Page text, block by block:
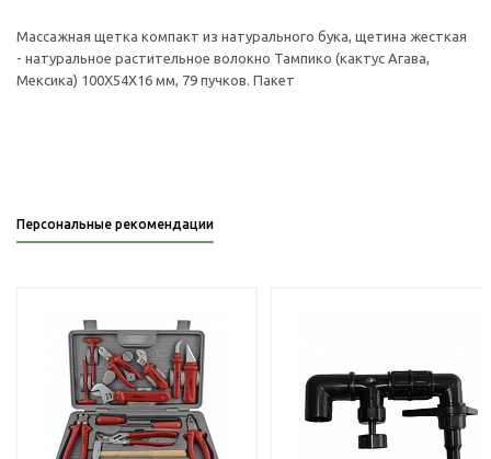
Массажная щетка компакт из натурального бука, щетина жесткая
- натуральное растительное волокно Тампико (кактус Агава,
Мексика) 100Х54Х16 мм, 79 пучков. Пакет
Персональные рекомендации